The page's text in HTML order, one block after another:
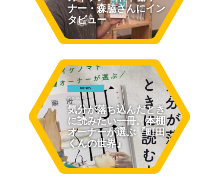
ナー・森脇さんにイン
タビュー
NEWS
2026.06.15
気分が落ち込んだとき
に読みたい一冊。本棚
オーナーが選ぶ『町田
くんの世界』